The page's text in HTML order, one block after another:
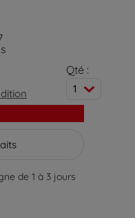
Qté :
1
de 1 à 3 jours